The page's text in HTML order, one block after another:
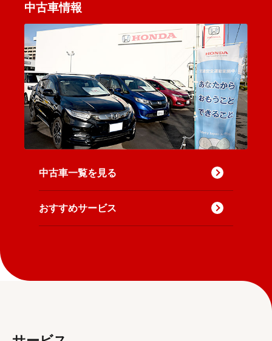
中古車情報
中古車一覧を見る
おすすめサービス